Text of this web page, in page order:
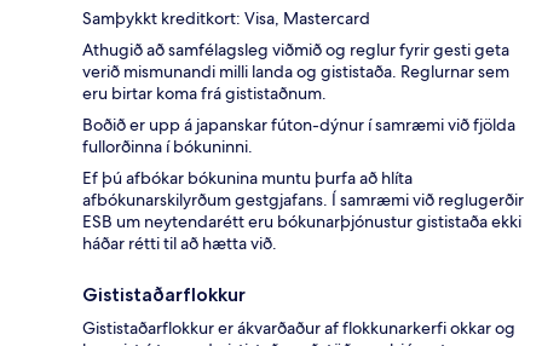
Samþykkt kreditkort: Visa, Mastercard
Athugið að samfélagsleg viðmið og reglur fyrir gesti geta
verið mismunandi milli landa og gististaða. Reglurnar sem
eru birtar koma frá gististaðnum.
Boðið er upp á japanskar fúton-dýnur í samræmi við fjölda
fullorðinna í bókuninni.
Ef þú afbókar bókunina muntu þurfa að hlíta
afbókunarskilyrðum gestgjafans. Í samræmi við reglugerðir
ESB um neytendarétt eru bókunarþjónustur gististaða ekki
háðar rétti til að hætta við.
Gististaðarflokkur
Gististaðarflokkur er ákvarðaður af flokkunarkerfi okkar og